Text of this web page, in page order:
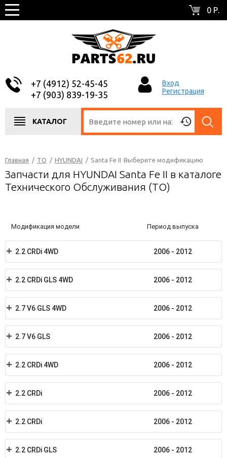
0 Р.
+7 (4912) 52-45-45
+7 (903) 839-19-35
Вход
Регистрация
КАТАЛОГ
Главная / ТО / HYUNDAI / Santa Fe II Выберите модификацию
Запчасти для HYUNDAI Santa Fe II в каталоге
Технического Обслуживания (ТО)
Модификация модели Период выпуска
2.2 CRDi 4WD 2006 - 2012
2.2 CRDi GLS 4WD 2006 - 2012
2.7 V6 GLS 4WD 2006 - 2012
2.7 V6 GLS 2006 - 2012
2.2 CRDi 4WD 2006 - 2012
2.2 CRDi 2006 - 2012
2.2 CRDi 2006 - 2012
2.2 CRDi GLS 2006 - 2012